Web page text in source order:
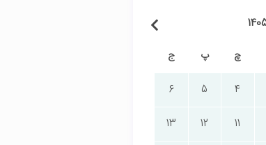
چ پ ج
4
5
6
11
12
13